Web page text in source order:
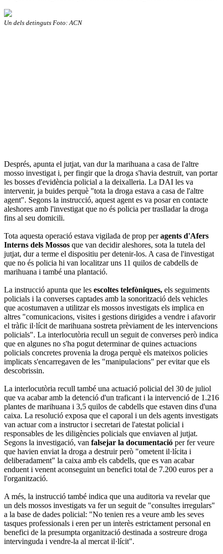
Un dels detinguts Foto: ACN
Després, apunta el jutjat, van dur la marihuana a casa de l'altre
mosso investigat i, per fingir que la droga s'havia destruït, van portar
les bosses d'evidència policial a la deixalleria. La DAI les va
intervenir, ja buides perquè "tota la droga estava a casa de l'altre
agent". Segons la instrucció, aquest agent es va posar en contacte
aleshores amb l'investigat que no és policia per traslladar la droga
fins al seu domicili.
Tota aquesta operació estava vigilada de prop peragents d'Afers
Interns dels Mossos que van decidir aleshores, sota la tutela del
jutjat, dur a terme el dispositiu per detenir-los. A casa de l'investigat
que no és policia hi van localitzar uns 11 quilos de cabdells de
marihuana i també una plantació.
La instrucció apunta que les escoltes telefòniques, els seguiments
policials i la converses captades amb la sonorització dels vehicles
que acostumaven a utilitzar els mossos investigats els implica en
altres "comunicacions, visites i gestions dirigides a vendre i afavorir
el tràfic il·lícit de marihuana sostreta prèviament de les intervencions
policials". La interlocutòria recull un seguit de converses però indica
que en algunes no s'ha pogut determinar de quines actuacions
policials concretes provenia la droga perquè els mateixos policies
implicats s'encarregaven de les "manipulacions" per evitar que els
descobrissin.
La interlocutòria recull també una actuació policial del 30 de juliol
que va acabar amb la detenció d'un traficant i la intervenció de 1.216
plantes de marihuana i 3,5 quilos de cabdells que estaven dins d'una
caixa. La resolució exposa que el caporal i un dels agents investigats
van actuar com a instructor i secretari de l'atestat policial i
responsables de les diligències policials que enviaven al jutjat.
Segons la investigació, van falsejar la documentació per fer veure
que havien enviat la droga a destruir però "ometent il·lícita i
deliberadament" la caixa amb els cabdells, que es van acabar
enduent i venent aconseguint un benefici total de 7.200 euros per a
l'organització.
A més, la instrucció també indica que una auditoria va revelar que
un dels mossos investigats va fer un seguit de "consultes irregulars"
a la base de dades policial: "No tenien res a veure amb les seves
tasques professionals i eren per un interès estrictament personal en
benefici de la presumpta organització destinada a sostreure droga
intervinguda i vendre-la al mercat il·lícit".